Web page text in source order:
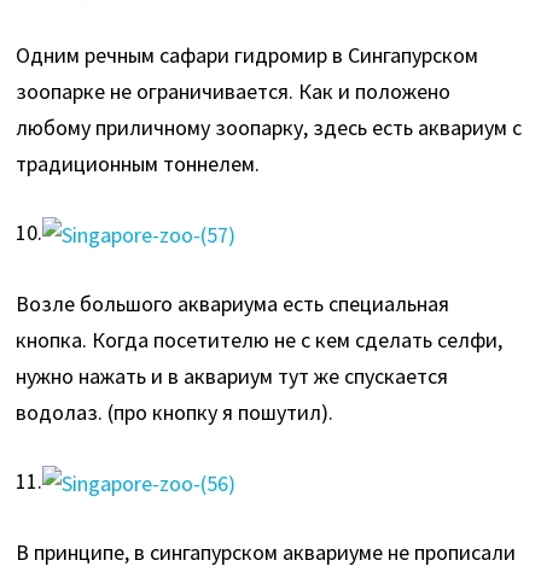
Одним речным сафари гидромир в Сингапурском
зоопарке не ограничивается. Как и положено
любому приличному зоопарку, здесь есть аквариум с
традиционным тоннелем.
10.
Возле большого аквариума есть специальная
кнопка. Когда посетителю не с кем сделать селфи,
нужно нажать и в аквариум тут же спускается
водолаз. (про кнопку я пошутил).
11.
В принципе, в сингапурском аквариуме не прописали